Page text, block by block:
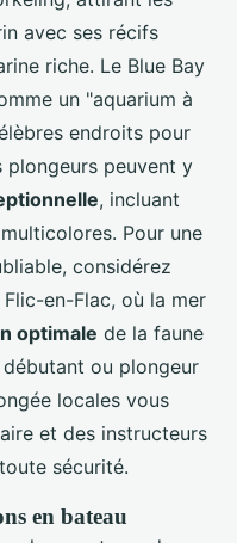
avec ses récifs
riche. Le Blue Bay
un "aquarium à
endroits pour
plongeurs peuvent y
, incluant
Pour une
considérez
en-Flac, où la mer
optimale de la faune
ou plongeur
locales vous
et des instructeurs
sécurité.
en bateau